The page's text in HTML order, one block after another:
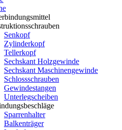
Senkopf
Zylinderkopf
Tellerkopf
Sechskant Holzgewinde
Sechskant Maschinengewinde
Schlossschrauben
Gewindestangen
Unterlegscheiben
Sparrenhalter
Balkenträger